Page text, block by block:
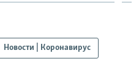
Новости | Коронавирус